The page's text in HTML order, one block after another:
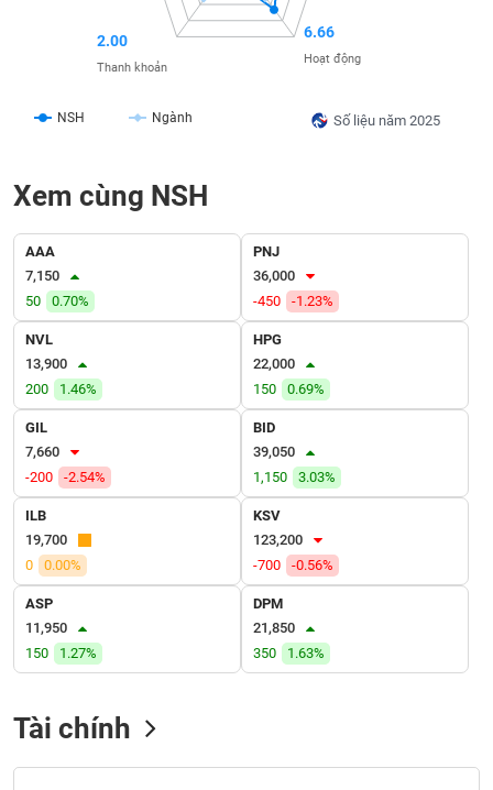
Số liệu năm 2025
NSH Ngành
6.66
Hoạt động
2.00
Thanh khoản
Xem cùng NSH
AAA
7,150
50
0.70%
PNJ
36,000
-450
-1.23%
NVL
13,900
200
1.46%
HPG
22,000
150
0.69%
GIL
7,660
-200
-2.54%
BID
39,050
1,150
3.03%
ILB
19,700
0
0.00%
KSV
123,200
-700
-0.56%
ASP
11,950
150
1.27%
DPM
21,850
350
1.63%
Tài chính
CÔNG
NGHỆ
THÔNG
TIN
DỊCH
VỤ
TRUYỀN
THÔNG
TIỆN